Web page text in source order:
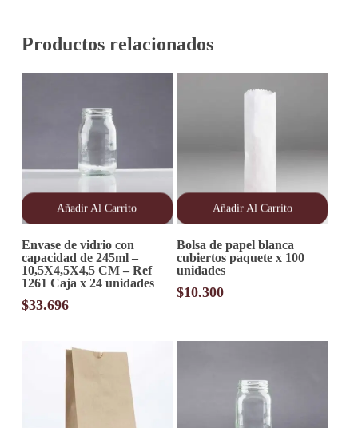
Productos relacionados
Añadir Al Carrito
Envase de vidrio con
capacidad de 245ml –
10,5X4,5X4,5 CM – Ref
1261 Caja x 24 unidades
$33.696
Añadir Al Carrito
Bolsa de papel blanca
cubiertos paquete x 100
unidades
$10.300